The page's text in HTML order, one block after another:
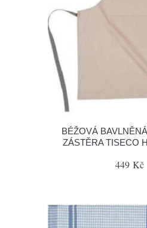
BÉŽOVÁ
ZÁSTĚRA TISECO
449 Kč